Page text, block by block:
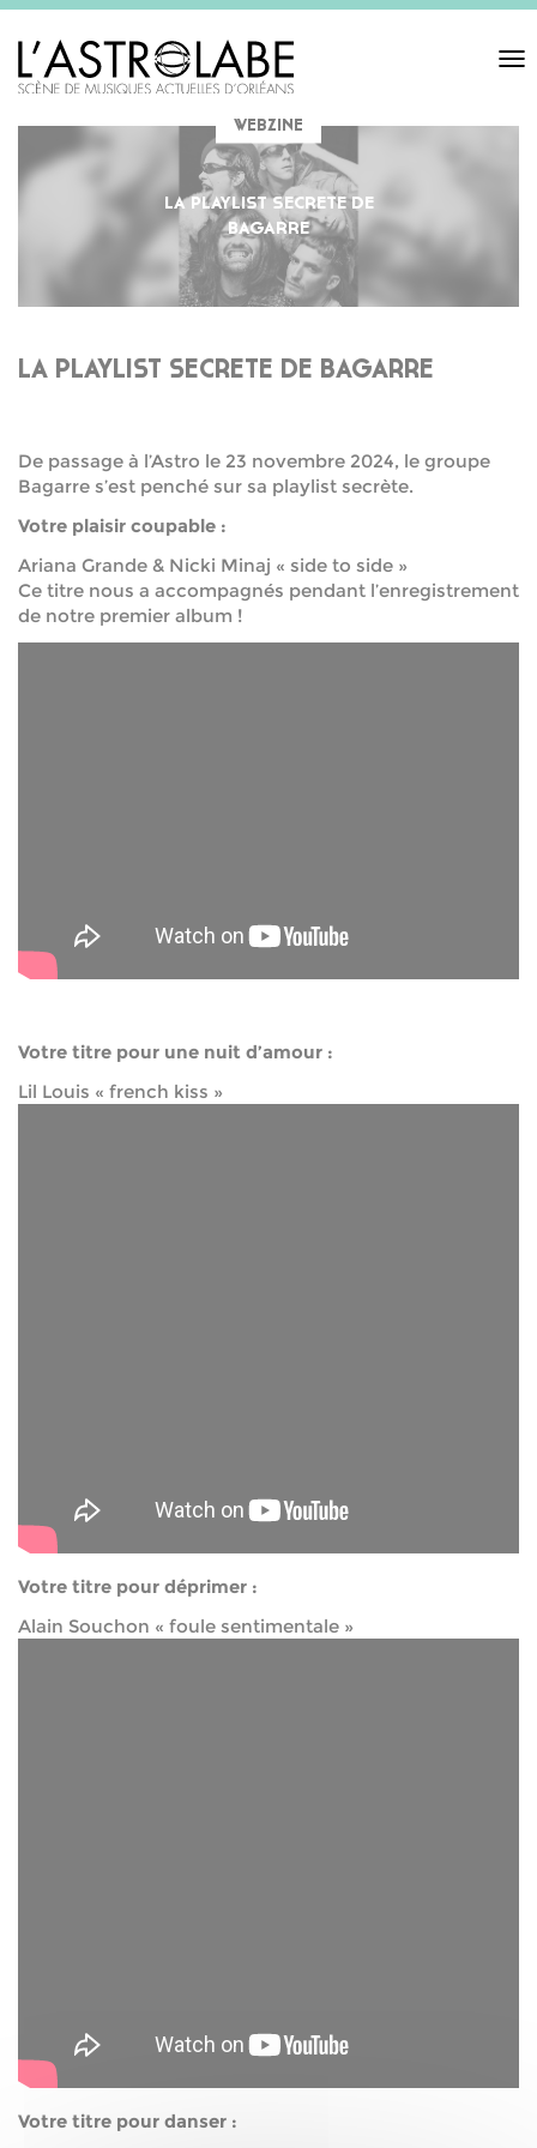
Toggle
WEBZINE
LA PLAYLIST SECRETE DE
BAGARRE
LA PLAYLIST SECRETE DE BAGARRE
De passage à l’Astro le 23 novembre 2024, le groupe
Bagarre s’est penché sur sa playlist secrète.
Votre plaisir coupable :
Ariana Grande & Nicki Minaj « side to side »
Ce titre nous a accompagnés pendant l’enregistrement
de notre premier album !
Votre titre pour une nuit d’amour :
Lil Louis « french kiss »
Votre titre pour déprimer :
Alain Souchon « foule sentimentale »
Votre titre pour danser :